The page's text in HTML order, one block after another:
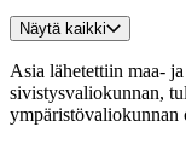
Näytä kaikki
Asia lähetettiin maa-
sivistysvaliokunnan,
ympäristövaliokunnan